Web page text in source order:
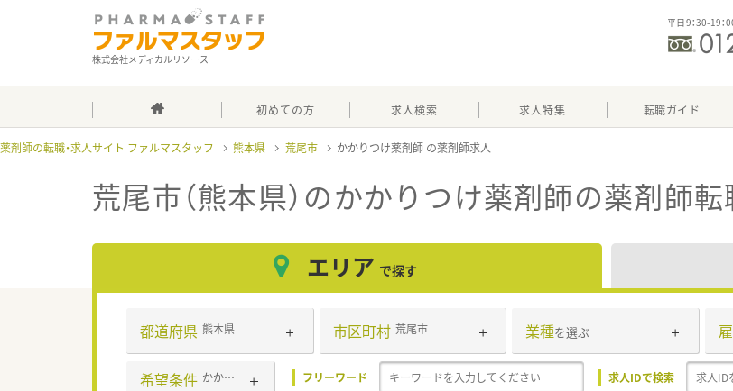
株式会社メディカルリソース
平日9：30-19：
初めての方 求人検索 求人特集 転職ガイド
薬剤師の転職・求人サイト ファルマスタッフ 熊本県 荒尾市 かかりつけ薬剤師
荒尾市（熊本県）のかかりつけ薬剤師の薬剤師転
エリア で探す
都道府県 熊本県 市区町村 荒尾市 業種を選ぶ
希望条件 かかりつけ薬剤師 フリーワード 求人IDで検索